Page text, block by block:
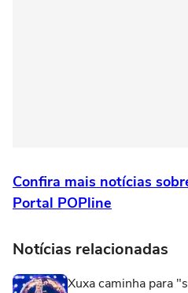
Confira mais notícias
Portal POPline
Notícias relacionadas
Xuxa caminha para